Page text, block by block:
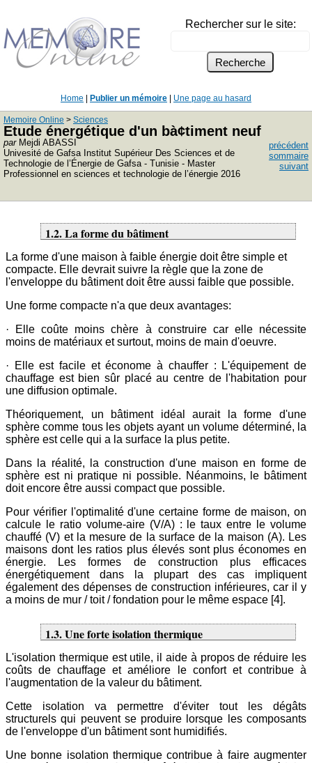
Rechercher sur le site:
Home Publier un mémoire Une page au hasard
Memoire Online > Sciences
Etude énergétique d'un bà¢timent neuf
parMejdi ABASSI
Univesité de Gafsa Institut Supérieur Des Sciences et de
Technologie de l’Énergie de Gafsa - Tunisie - Master
Professionnel en sciences et technologie de l’énergie 2016
précédent
sommaire
suivant
1.2. La forme du bâtiment
La forme d'une maison à faible énergie doit être simple et
compacte. Elle devrait suivre la règle que la zone de
l'enveloppe du bâtiment doit être aussi faible que possible.
Une forme compacte n'a que deux avantages:
· Elle coûte moins chère à construire car elle nécessite
moins de matériaux et surtout, moins de main d'oeuvre.
· Elle est facile et économe à chauffer : L'équipement de
chauffage est bien sûr placé au centre de l'habitation pour
une diffusion optimale.
Théoriquement, un bâtiment idéal aurait la forme d'une
sphère comme tous les objets ayant un volume déterminé, la
sphère est celle qui a la surface la plus petite.
Dans la réalité, la construction d'une maison en forme de
sphère est ni pratique ni possible. Néanmoins, le bâtiment
doit encore être aussi compact que possible.
Pour vérifier l'optimalité d'une certaine forme de maison, on
calcule le ratio volume-aire (V/A) : le taux entre le volume
chauffé (V) et la mesure de la surface de la maison (A). Les
maisons dont les ratios plus élevés sont plus économes en
énergie. Les formes de construction plus efficaces
énergétiquement dans la plupart des cas impliquent
également des dépenses de construction inférieures, car il y
a moins de mur / toit / fondation pour le même espace [4].
1.3. Une forte isolation thermique
L'isolation thermique est utile, il aide à propos de réduire les
coûts de chauffage et améliore le confort et contribue à
l'augmentation de la valeur du bâtiment.
Cette isolation va permettre d'éviter tout les dégâts
structurels qui peuvent se produire lorsque les composants
de l'enveloppe d'un bâtiment sont humidifiés.
Une bonne isolation thermique contribue à faire augmenter